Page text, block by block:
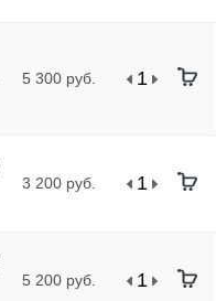
5 300 руб.
3 200 руб.
5 200 руб.